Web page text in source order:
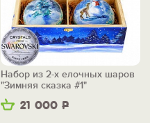
21 000 Р
Набор из 2-х елочных шаров
"Зимняя сказка #1"